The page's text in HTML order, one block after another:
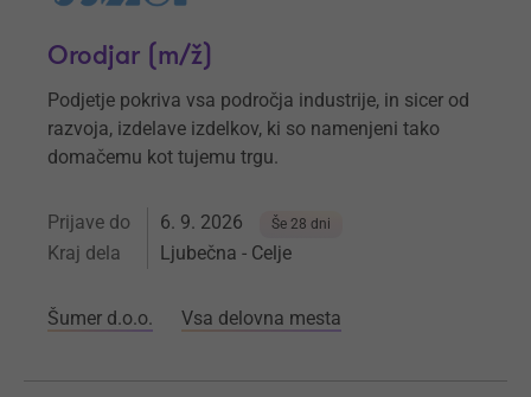
Orodjar (m/ž)
Podjetje pokriva vsa področja industrije, in sicer od
razvoja, izdelave izdelkov, ki so namenjeni tako
domačemu kot tujemu trgu.
Prijave do 6. 9. 2026 Še 28 dni
Kraj dela Ljubečna - Celje
Šumer d.o.o. Vsa delovna mesta